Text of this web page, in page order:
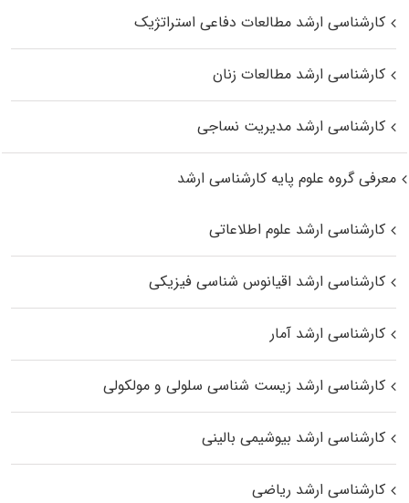
کارشناسی ارشد مطالعات دفاعی استراتژیک
کارشناسی ارشد مطالعات زنان
کارشناسی ارشد مدیریت نساجی
معرفی گروه علوم پایه کارشناسی ارشد
کارشناسی ارشد علوم اطلاعاتی
کارشناسی ارشد اقیانوس‌ شناسی فیزیکی
کارشناسی ارشد آمار
کارشناسی ارشد زیست شناسی سلولی و مولکولی
کارشناسی ارشد بیوشیمی بالینی
کارشناسی ارشد ریاضی